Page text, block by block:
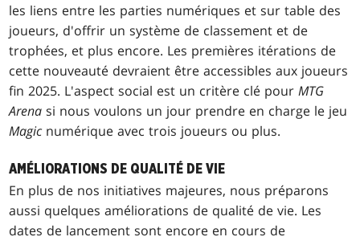
les liens entre les parties numériques et sur table des
joueurs, d'offrir un système de classement et de
trophées, et plus encore. Les premières itérations de
cette nouveauté devraient être accessibles aux joueurs
fin 2025. L'aspect social est un critère clé pourMTG
Arena si nous voulons un jour prendre en charge le jeu
Magic numérique avec trois joueurs ou plus.
AMÉLIORATIONS DE QUALITÉ DE VIE
En plus de nos initiatives majeures, nous préparons
aussi quelques améliorations de qualité de vie. Les
dates de lancement sont encore en cours de